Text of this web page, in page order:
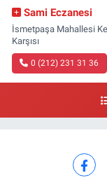
Sami Eczanesi
İsmetpaşa Mahallesi
Karşısı
0 (212) 231 31 36